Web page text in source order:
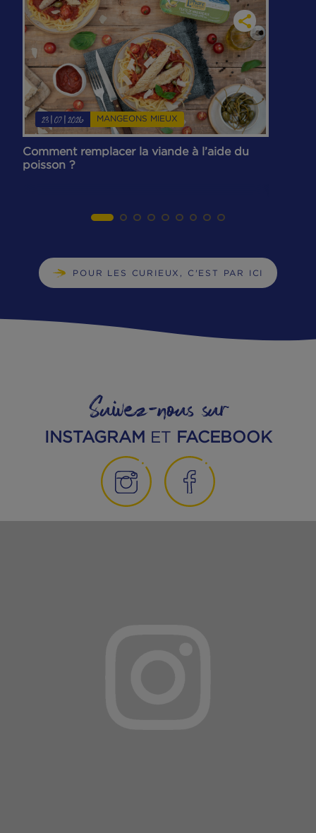
La santé et la nutrition
EN SAVOIR PLUS
10.3389/fnut.2026.1789924↩︎
Respect de l’environnement – Phare
↩︎
Santé et nutrition – Phare d’Eckmühl
Publié le 9 juin 2026 à 11h10 - Mis à jour le 9 juin 2026 à
11h10
Catégorie :